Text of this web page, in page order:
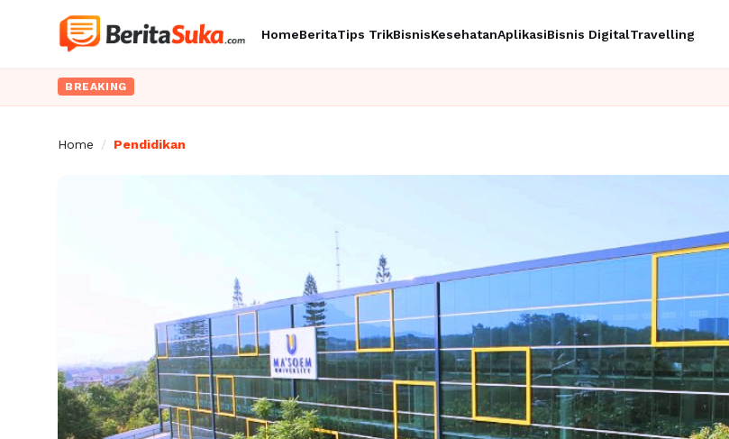
HomeBeritaTips TrikBisnisKesehatanAplikasiBisnis DigitalTravelling
BREAKING
Home / Pendidikan